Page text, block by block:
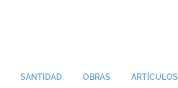
SANTIDAD OBRAS ARTÍCULOS